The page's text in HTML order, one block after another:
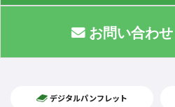
お問い合わ
デジタルパンフレット